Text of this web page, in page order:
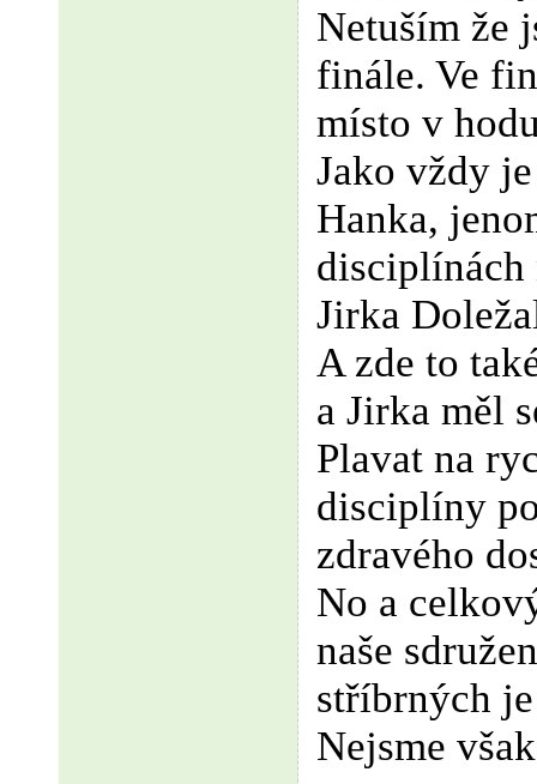
Netuším že
finále. Ve
místo v
Jako vždy je
Hanka,
disciplínách
Jirka
A zde to
a Jirka měl
Plavat na
disciplíny
zdravého
No a
naše
stříbrných
Nejsme